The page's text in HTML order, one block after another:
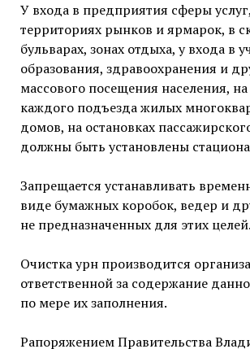
У входа в предприятия сферы
территориях рынков и ярмарок, в
бульварах, зонах отдыха, у входа в
образования, здравоохранения и
массового посещения населения, на
каждого подъезда жилых
домов, на остановках
должны быть установлены
Запрещается устанавливать
виде бумажных коробок, ведер и
не предназначенных для этих целей.
Очистка урн производится
ответственной за содержание
по мере их заполнения.
Рапоряжением Правительства